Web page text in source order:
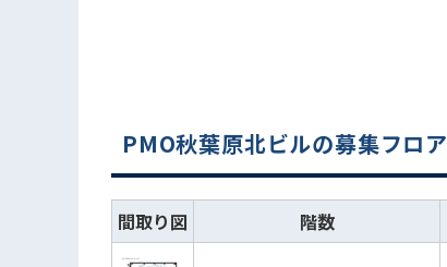
PMO秋葉原北ビルの募集フロア
間取り図 階数